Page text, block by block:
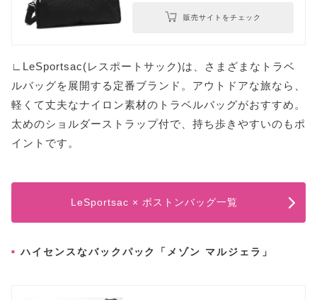
販売サイトをチェック
∟LeSportsac(レスポートサック)は、さまざまなトラベ
ルバッグを展開する定番ブランド。アウトドアな旅なら、
軽くて丈夫なナイロン素材のトラベルバッグがおすすめ。
太めのショルダーストラップ付で、持ち歩きやすいのもポ
イントです。
LeSportsac × ボストンバッグ一覧
ハイセンスなバックパック「メゾン マルジェラ」